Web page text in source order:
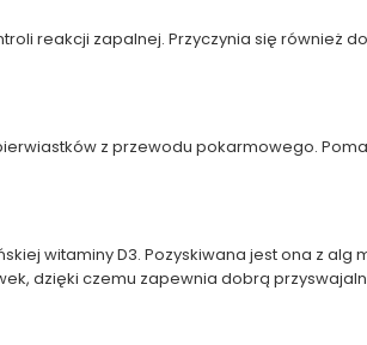
reakcji zapalnej. Przyczynia się również
z przewodu pokarmowego.
witaminy D3. Pozyskiwana jest ona z alg
dzięki czemu zapewnia dobrą